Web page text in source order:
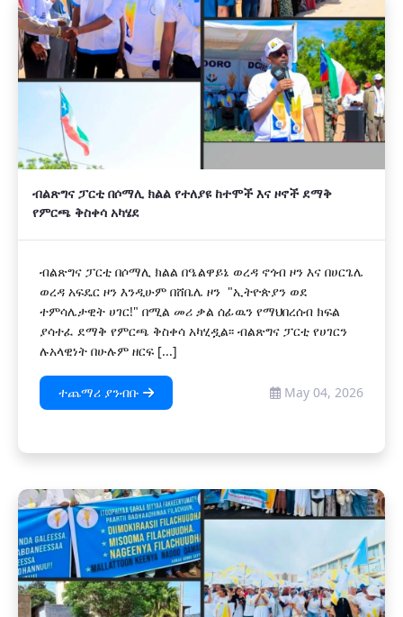
አዲስ
ብልጽግና ፓርቲ በሶማሊ ክልል የተለያዩ ከተሞች እና ዞኖች ደማቅ
የምርጫ ቅስቀሳ አካሄደ
ብልጽግና ፓርቲ በሶማሊ ክልል በዔልዋይኔ ወረዳ ኖጎብ ዞን እና በሀርጌሌ
ወረዳ አፍዴር ዞን እንዲሁም በሸቤሌ ዞን "ኢትዮጵያን ወደ
ተምሳሌታዊት ሀገር!" በሚል መሪ ቃል ሰፊዉን የማህበረሰብ ክፍል
ያሳተፈ ደማቅ የምርጫ ቅስቀሳ አካሂዷል፡፡ ብልጽግና ፓርቲ የሀገርን
ሉአላዊነት በሁሉም ዘርፍ [...]
ተጨማሪ ያንብቡ May 04, 2026